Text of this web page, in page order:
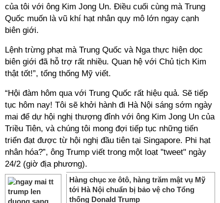
của tôi với ông Kim Jong Un. Điều cuối cùng mà Trung
Quốc muốn là vũ khí hạt nhân quy mô lớn ngay cạnh
biên giới.
Lệnh trừng phạt mà Trung Quốc và Nga thực hiện dọc
biên giới đã hỗ trợ rất nhiều. Quan hệ với Chủ tịch Kim
thật tốt!”, tổng thống Mỹ viết.
“Hội đàm hôm qua với Trung Quốc rất hiệu quả. Sẽ tiếp
tục hôm nay! Tôi sẽ khởi hành đi Hà Nội sáng sớm ngày
mai để dự hội nghị thượng đỉnh với ông Kim Jong Un của
Triều Tiên, và chúng tôi mong đợi tiếp tục những tiến
triển đạt được từ hội nghị đầu tiên tại Singapore. Phi hạt
nhân hóa?”, ông Trump viết trong một loạt "tweet" ngày
24/2 (giờ địa phương).
Hàng chục xe ôtô, hàng trăm mật vụ Mỹ
tới Hà Nội chuẩn bị bảo vệ cho Tổng
thống Donald Trump